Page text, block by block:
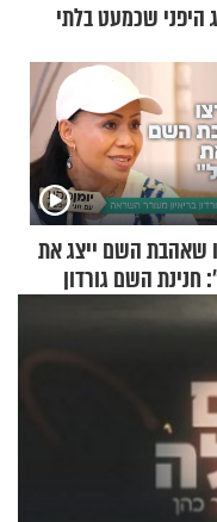
היפני שכמעט בלתי
שאהבת השם ייצג את
חנינת השם גורדון
מעורר השראה